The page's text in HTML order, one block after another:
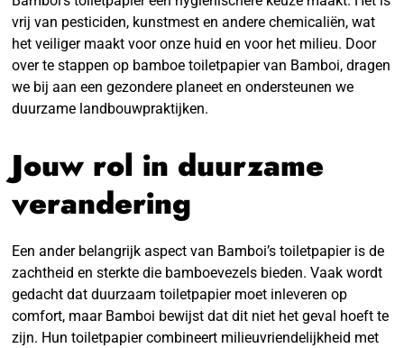
vrij van pesticiden, kunstmest en andere chemicaliën, wat
het veiliger maakt voor onze huid en voor het milieu. Door
over te stappen op bamboe toiletpapier van Bamboi, dragen
we bij aan een gezondere planeet en ondersteunen we
duurzame landbouwpraktijken.
Jouw rol in duurzame
verandering
Een ander belangrijk aspect van Bamboi’s toiletpapier is de
zachtheid en sterkte die bamboevezels bieden. Vaak wordt
gedacht dat duurzaam toiletpapier moet inleveren op
comfort, maar Bamboi bewijst dat dit niet het geval hoeft te
zijn. Hun toiletpapier combineert milieuvriendelijkheid met